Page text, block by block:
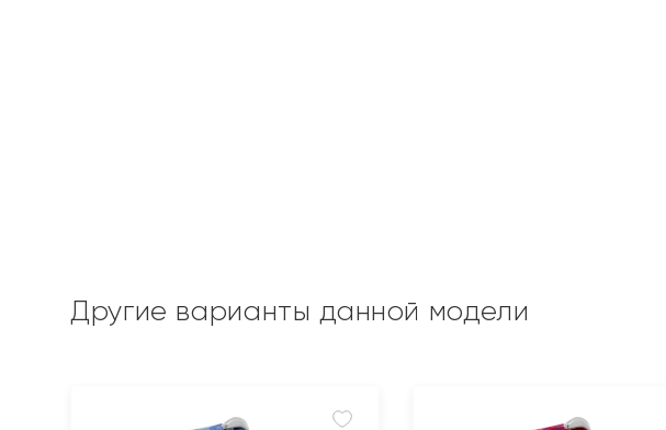
Другие варианты данной модели